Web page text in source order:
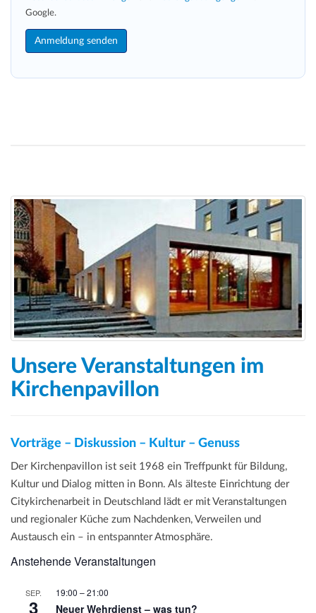
Google.
Unsere Veranstaltungen im
Kirchenpavillon
Vorträge – Diskussion – Kultur – Genuss
Der Kirchenpavillon ist seit 1968 ein Treffpunkt für Bildung,
Kultur und Dialog mitten in Bonn. Als älteste Einrichtung der
Citykirchenarbeit in Deutschland lädt er mit Veranstaltungen
und regionaler Küche zum Nachdenken, Verweilen und
Austausch ein – in entspannter Atmosphäre.
Anstehende Veranstaltungen
SEP.
3
19:00 –21:00
Neuer Wehrdienst – was tun?